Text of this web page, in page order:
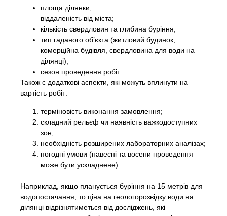
площа ділянки;
віддаленість від міста;
кількість свердловин та глибина буріння;
тип гаданого об’єкта (житловий будинок,
комерційна будівля, свердловина для води на
ділянці);
сезон проведення робіт.
Також є додаткові аспекти, які можуть вплинути на
вартість робіт:
терміновість виконання замовлення;
складний рельєф чи наявність важкодоступних
зон;
необхідність розширених лабораторних аналізах;
погодні умови (навесні та восени проведення
може бути ускладнене).
Наприклад, якщо планується буріння на 15 метрів для
водопостачання, то ціна на геологорозвідку води на
ділянці відрізнятиметься від досліджень, які